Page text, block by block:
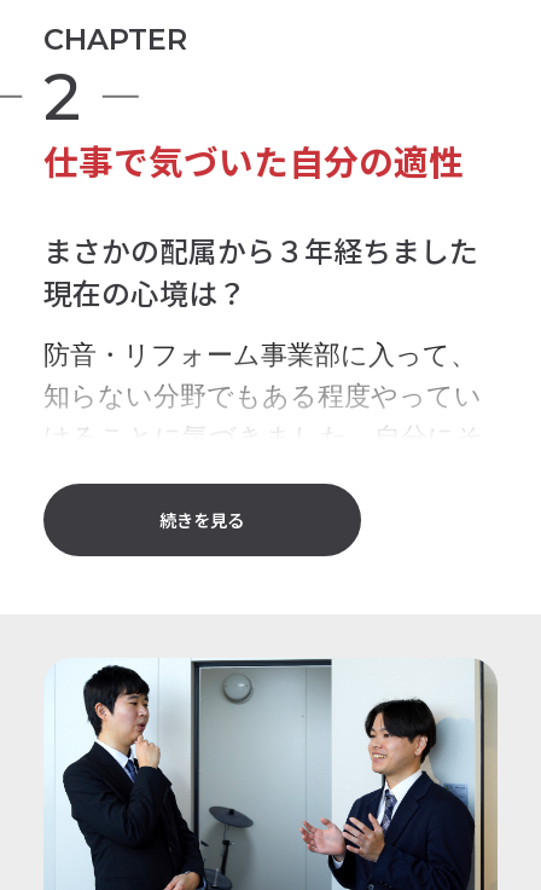
点がある会社を見ていたんです。
宮地楽器が心に引っかかったの
は？
大学のとき、オープニングスタッフ
のアルバイトで、ゼロから人間関係
を構築して仕事を組み立てていくと
いう体験をしました。そのとき何よ
ョン」で、自分なりにうまくできた
感覚があったんです。就活サイトで
う会社理念に共感できたのは、その
体験があったからかもしれません。
最初に面接をしてくれたOさんの印
象も大きかったです。フランクな対
話から始まり、終始緊張せず、曲づ
くりをしていて録音機材に興味があ
CHAPTER
2
仕事で気づいた自分の適性
まさかの配属から３年経ちました
現在の心境は？
防音・リフォーム事業部に入って、
知らない分野でもある程度やってい
けることに気づきました。自分にそ
ういう側面もあったのか、防音とい
う仕事が好きだったのか、それはわ
かりませんけど、今、この仕事が一
どこに面白みを感じていますか？
何にも知らないところから、家の壁
の仕組みってこうなっているのか、
この素材はこれだけ音を止められる
続きを見る